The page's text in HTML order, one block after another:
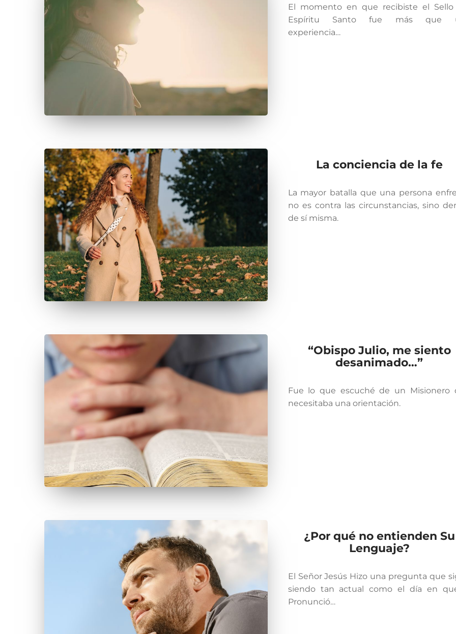
El momento en que recibiste el Sello
Espíritu Santo fue más que
experiencia…
La conciencia de la fe
La mayor batalla que una persona
no es contra las circunstancias, sino
de sí misma.
“Obispo Julio, me siento
desanimado…”
Fue lo que escuché de un Misionero
necesitaba una orientación.
¿Por qué no entienden Su
Lenguaje?
El Señor Jesús Hizo una pregunta que
siendo tan actual como el día en
Pronunció…